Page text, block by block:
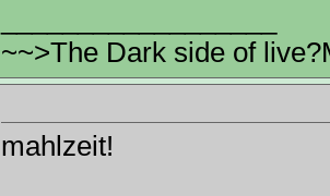
~~>The Dark side of
mahlzeit!